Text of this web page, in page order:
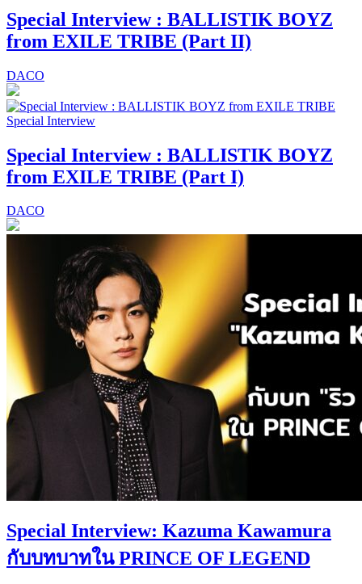
Special Interview : BALLISTIK BOYZ
from EXILE TRIBE (Part II)
DACO
Special Interview
Special Interview : BALLISTIK BOYZ
from EXILE TRIBE (Part I)
DACO
Special Interview: Kazuma Kawamura
กับบทบาทใน PRINCE OF LEGEND